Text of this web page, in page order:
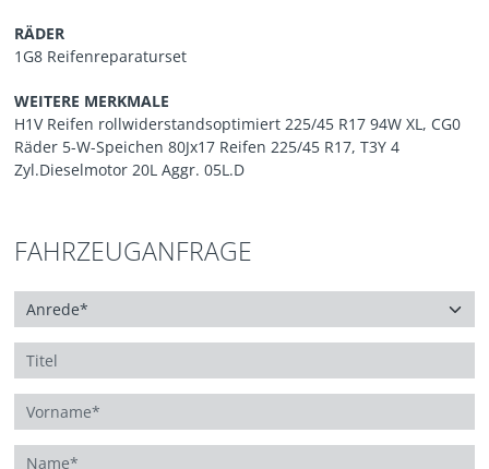
RÄDER
1G8 Reifenreparaturset
WEITERE MERKMALE
H1V Reifen rollwiderstandsoptimiert 225/45 R17 94W XL, CG0
Räder 5-W-Speichen 80Jx17 Reifen 225/45 R17, T3Y 4
Zyl.Dieselmotor 20L Aggr. 05L.D
FAHRZEUGANFRAGE